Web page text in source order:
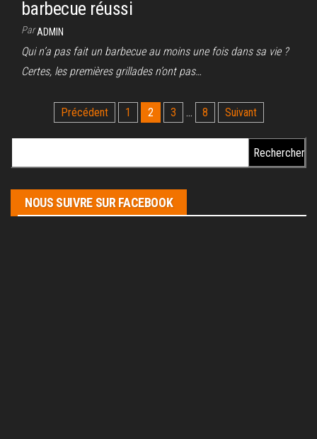
barbecue réussi
ParADMIN
Qui n’a pas fait un barbecue au moins une fois dans sa vie ?
Certes, les premières grillades n’ont pas…
Pagination
des
publications
Précédent 1 2 3 … 8 Suivant
NOUS SUIVRE SUR FACEBOOK